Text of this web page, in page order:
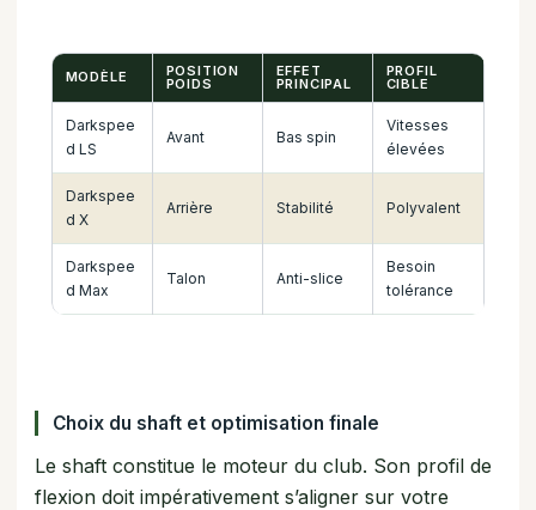
MODÈLE POSITION
POIDS
EFFET
PRINCIPAL
PROFIL
CIBLE
Darkspee
d LS
Avant Bas spin
Vitesses
élevées
Darkspee
d X
Arrière Stabilité Polyvalent
Darkspee
d Max
Talon Anti-slice
Besoin
tolérance
Choix du shaft et optimisation finale
Le shaft constitue le moteur du club. Son profil de
flexion doit impérativement s’aligner sur votre